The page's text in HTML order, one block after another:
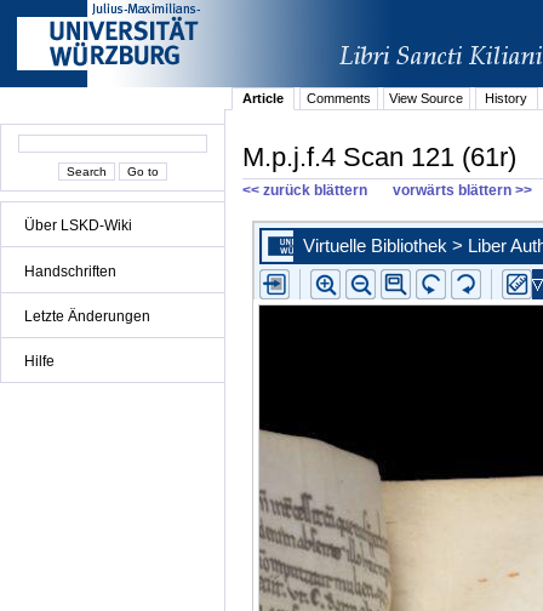
Über LSKD-Wiki
Handschriften
Letzte Änderungen
Hilfe
Article Comments View Source History
M.p.j.f.4 Scan 121 (61r)
<< zurück blättern vorwärts blättern >>